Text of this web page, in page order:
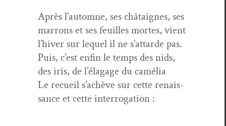
Après l’automne, ses châ­taignes, ses
mar­rons et ses feuilles mortes, vient
l’hiver sur lequel il ne s’attarde pas.
Puis, c’est enfin le temps des nids,
des iris, de l’élagage du camélia
Le recueil s’achève sur cette renais­
sance et cette interrogation :